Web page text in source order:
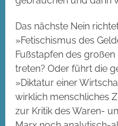
Das nächste Nein
»Fetischismus des
Fußstapfen des
treten? Oder führt die
»Diktatur einer
wirklich menschliches
zur Kritik des Waren-